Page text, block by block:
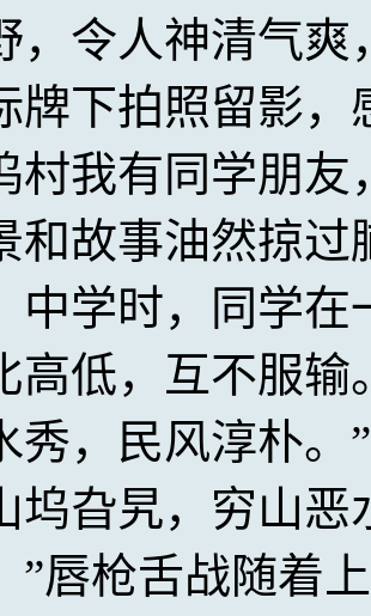
，令人神清气爽
牌下拍照留影，
村我有同学朋
和故事油然掠
中学时，同学
高低，互不服输
秀，民风淳朴。
坞旮旯，穷山
”唇枪舌战随着